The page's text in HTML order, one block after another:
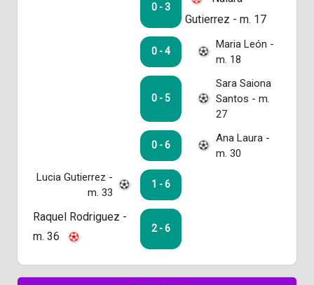
0 - 3
Gutierrez - m. 17
0 - 4
Maria León -
m. 18
0 - 5
Sara Saiona
Santos - m.
27
0 - 6
Ana Laura -
m. 30
Lucia Gutierrez -
m. 33
1 - 6
Raquel Rodriguez -
m. 36
2 - 6